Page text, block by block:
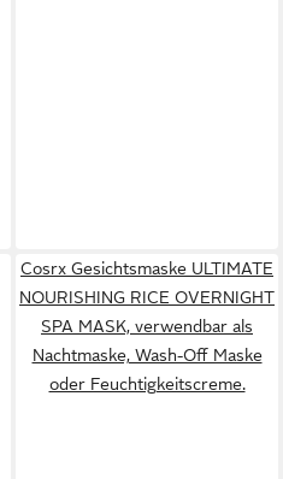
Cosrx Gesichtsmaske ULTIMATE
NOURISHING RICE OVERNIGHT
SPA MASK, verwendbar als
Nachtmaske, Wash-Off Maske
oder Feuchtigkeitscreme.